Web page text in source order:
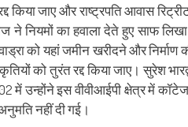
किया जाए और राष्ट्रपति आवास
ने नियमों का हवाला देते हुए साफ
को यहां जमीन खरीदने और
को तुरंत रद्द किया जाए। सुरेश
में उन्होंने इस वीवीआईपी क्षेत्र में
नहीं दी गई।